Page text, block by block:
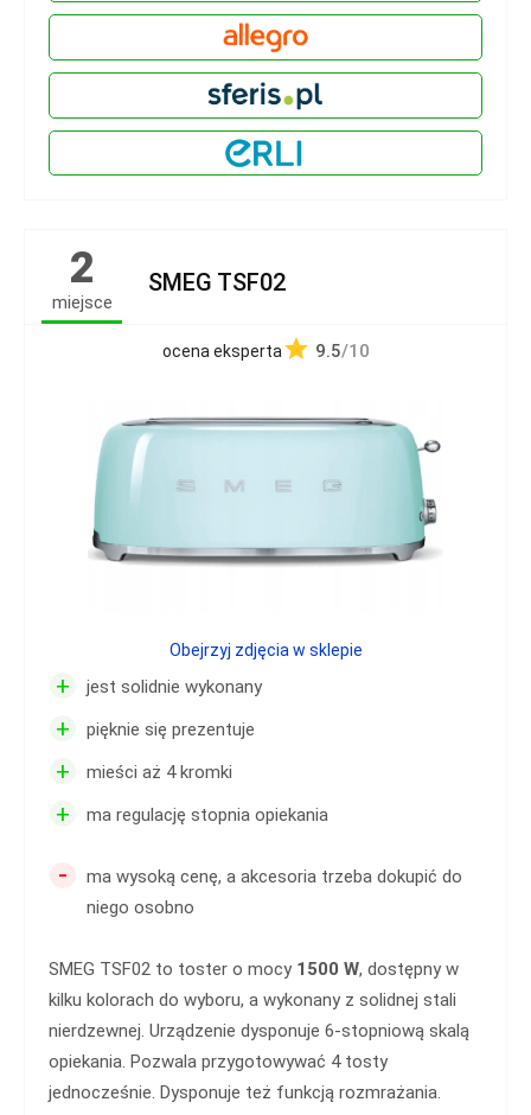
2
miejsce
SMEG TSF02
ocena eksperta 9.5/10
+ jest solidnie wykonany
+ pięknie się prezentuje
+ mieści aż 4 kromki
+ ma regulację stopnia opiekania
-
ma wysoką cenę, a akcesoria trzeba dokupić do
niego osobno
SMEG TSF02 to toster o mocy 1500 W, dostępny w
kilku kolorach do wyboru, a wykonany z solidnej stali
nierdzewnej. Urządzenie dysponuje 6-stopniową skalą
opiekania. Pozwala przygotowywać 4 tosty
jednocześnie. Dysponuje też funkcją rozmrażania.
Obejrzyj zdjęcia w sklepie